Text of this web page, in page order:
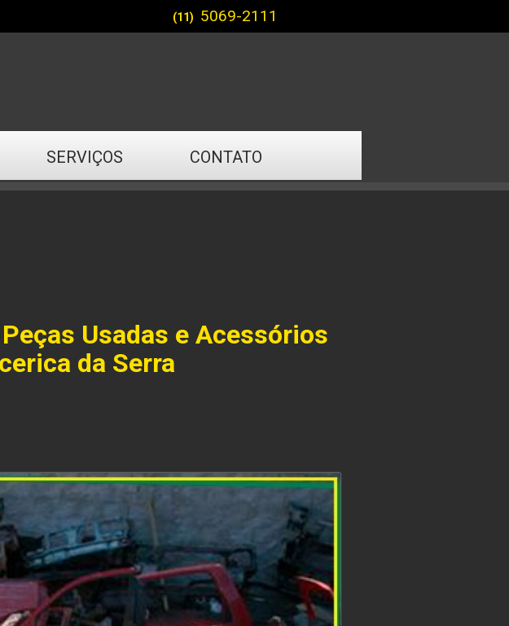
SERVIÇOS CONTATO
(11) 5069-2111
Usadas e Acessórios
da Serra